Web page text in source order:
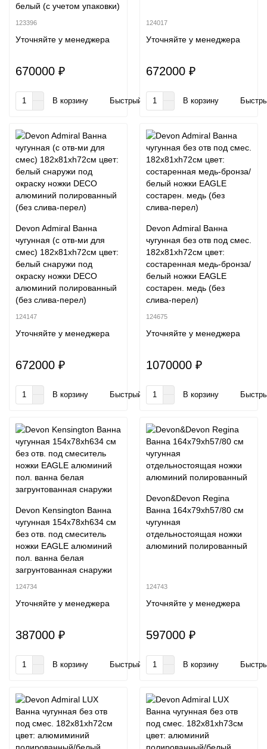
белый (с учетом упаковки)
123396
Уточняйте у менеджера
670000 ₽
В корзину Быстрый заказ
124017
Уточняйте у менеджера
672000 ₽
В корзину
Devon Admiral Ванна
чугунная (с отв-ми для
смес) 182х81хh72см цвет:
белый снаружи под
окраску ножки DECO
алюминий полированный
(без слива-перел)
124147
Уточняйте у менеджера
672000 ₽
В корзину Быстрый заказ
Devon Admiral Ванна
чугунная без отв под смес.
182х81хh72см цвет:
cостаренная медь-бронза/
белый ножки EAGLE
cостарен. медь (без
слива-перел)
124675
Уточняйте у менеджера
1070000 ₽
В корзину
Devon Kensington Ванна
чугунная 154х78хh634 см
без отв. под смеситель
ножки EAGLE алюминий
пол. ванна белая
загрунтованная снаружи
124734
Уточняйте у менеджера
387000 ₽
В корзину Быстрый заказ
Devon&Devon Regina
Ванна 164х79хh57/80 см
чугунная
отдельностоящая ножки
алюминий полированный
124743
Уточняйте у менеджера
597000 ₽
В корзину